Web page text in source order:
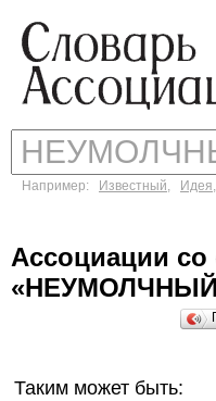
Например: Известный, Идея
Ассоциации
Таким может быть: